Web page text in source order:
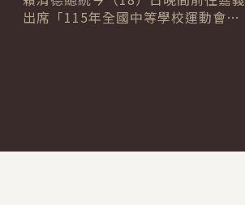
出席「115年全國中等學校運動會開